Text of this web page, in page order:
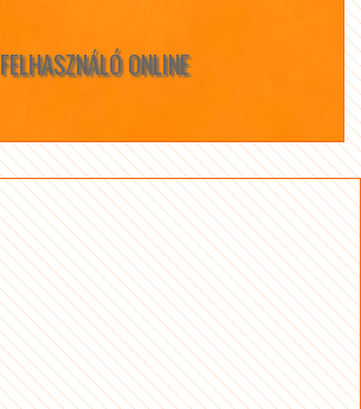
FELHASZNÁLÓ ONLINE